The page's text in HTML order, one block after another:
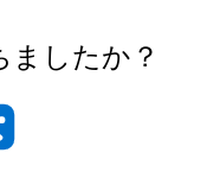
ましたか？